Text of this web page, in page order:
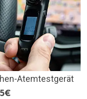
Atemtestgerät